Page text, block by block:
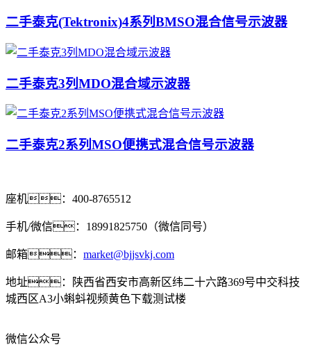
二手泰克(Tektronix)4系列BMSO混合信号示波器
二手泰克3列MDO混合域示波器
二手泰克2系列MSO便携式混合信号示波器
座机：400-8765512
手机/微信：18991825750（微信同号）
邮箱： market@bjjsvkj.com
地址：陕西省西安市高新区纬二十六路369号中交科技
城西区A3小蝌蚪视频黄色下载测试楼
微信公众号